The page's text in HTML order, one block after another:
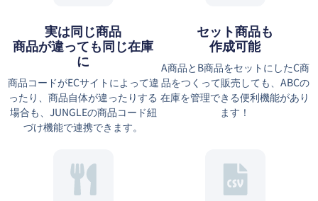
実は同じ商品
商品が違っても同じ在庫
に
商品コードがECサイトによって違
ったり、商品自体が違ったりする
場合も、JUNGLEの商品コード紐
づけ機能で連携できます。
セット商品も
作成可能
A商品とB商品をセットにしたC商
品をつくって販売しても、ABCの
在庫を管理できる便利機能があり
ます！